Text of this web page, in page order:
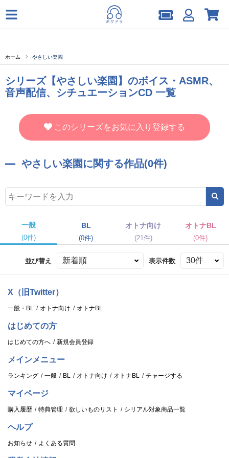
ホーム やさしい楽園
シリーズ【やさしい楽園】のボイス・ASMR、
音声配信、シチュエーションCD 一覧
このシリーズをお気に入り登録する
やさしい楽園に関する作品(0件)
一般
(0件)
BL
(0件)
オトナ向け
(21件)
オトナBL
(0件)
並び替え 表示件数
X（旧Twitter）
一般・BL オトナ向け オトナBL
はじめての方
はじめての方へ 新規会員登録
メインメニュー
ランキング 一般 BL オトナ向け オトナBL チャージする
マイページ
購入履歴 特典管理 欲しいものリスト シリアル対象商品一覧
ヘルプ
お知らせ よくある質問